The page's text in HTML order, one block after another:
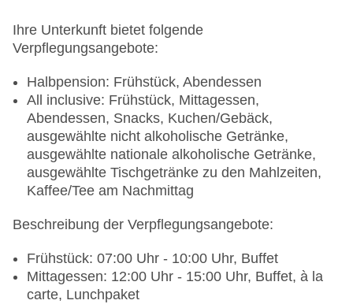
Ihre Unterkunft bietet folgende
Verpflegungsangebote:
Halbpension: Frühstück, Abendessen
All inclusive: Frühstück, Mittagessen,
Abendessen, Snacks, Kuchen/Gebäck,
ausgewählte nicht alkoholische Getränke,
ausgewählte nationale alkoholische Getränke,
ausgewählte Tischgetränke zu den Mahlzeiten,
Kaffee/Tee am Nachmittag
Beschreibung der Verpflegungsangebote:
Frühstück: 07:00 Uhr - 10:00 Uhr, Buffet
Mittagessen: 12:00 Uhr - 15:00 Uhr, Buffet, à la
carte, Lunchpaket